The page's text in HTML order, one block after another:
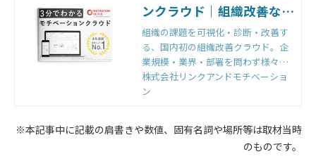
ンクラウド｜組織改善なら
モチベーションクラウド
組織の課題を可視化・診断・改善す
る、国内初の組織改善クラウド。企
業規模・業界・部署を問わず様々な
組織から選ばれる理由とは。機能・
効果・実績など、モチベーションク
株式会社リンクアンドモチベーショ
ン
※本記事中に記載の肩書きや数値、固有名詞や場所等は取材当時
のものです。